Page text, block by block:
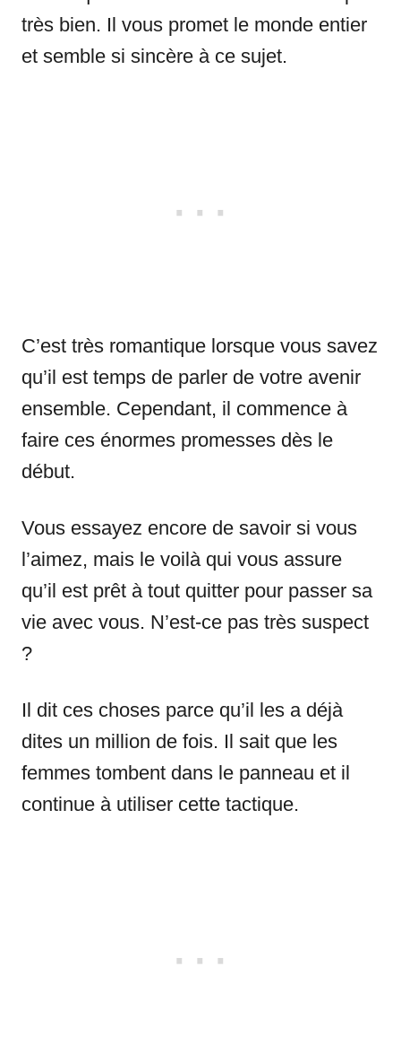
très bien. Il vous promet le monde entier
et semble si sincère à ce sujet.
C’est très romantique lorsque vous savez
qu’il est temps de parler de votre avenir
ensemble. Cependant, il commence à
faire ces énormes promesses dès le
début.
Vous essayez encore de savoir si vous
l’aimez, mais le voilà qui vous assure
qu’il est prêt à tout quitter pour passer sa
vie avec vous. N’est-ce pas très suspect
?
Il dit ces choses parce qu’il les a déjà
dites un million de fois. Il sait que les
femmes tombent dans le panneau et il
continue à utiliser cette tactique.